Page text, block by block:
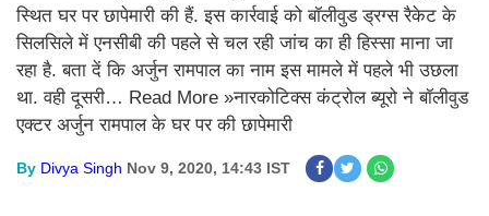
स्थित घर पर छापेमारी की हैं. इस कार्रवाई को बॉलीवुड ड्रग्स रैकेट के
सिलसिले में एनसीबी की पहले से चल रही जांच का ही हिस्सा माना जा
रहा है. बता दें कि अर्जुन रामपाल का नाम इस मामले में पहले भी उछला
था. वही दूसरी… Read More »नारकोटिक्स कंट्रोल ब्यूरो ने बॉलीवुड
एक्टर अर्जुन रामपाल के घर पर की छापेमारी
By Divya Singh Nov 9, 2020, 14:43 IST